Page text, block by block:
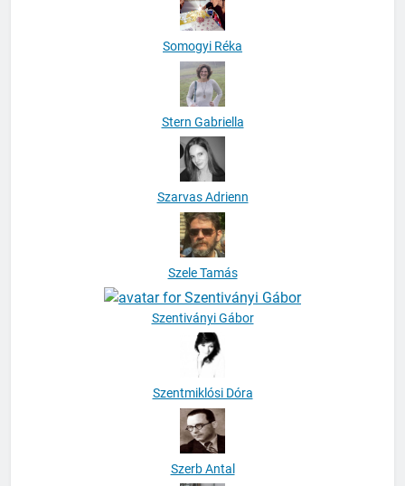
Somogyi Réka
Stern Gabriella
Szarvas Adrienn
Szele Tamás
Szentiványi Gábor
Szentmiklósi Dóra
Szerb Antal